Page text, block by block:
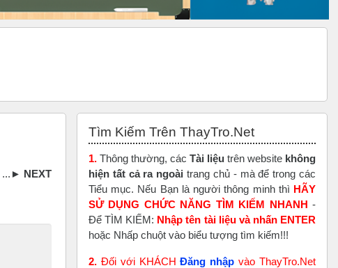
Tìm Kiếm Trên ThayTro.Net
1. Thông thường, các Tài liệu trên website không
hiện tất cả ra ngoài trang chủ - mà để trong các
Tiểu mục. Nếu Bạn là người thông minh thì HÃY
SỬ DỤNG CHỨC NĂNG TÌM KIẾM NHANH -
Để TÌM KIẾM: Nhập tên tài liệu và nhấn ENTER
hoặc Nhấp chuột vào biểu tượng tìm kiếm!!!
2. Đối với KHÁCHĐăng nhập vào ThayTro.Net